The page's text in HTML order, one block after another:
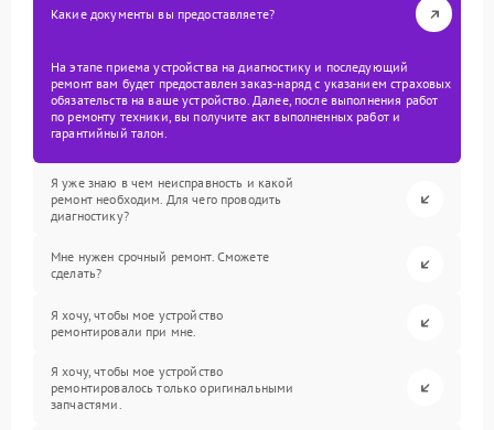
Какие документы вы предоставляете?
На этапе приема устройства на диагностику и последующий
ремонт вам будет предоставлен заказ-наряд с указанием страховых
обязательств на ваше устройство. Далее, после выполнения работ
по ремонту техники, вы получите акт выполненных работ и
гарантийный талон.
Я уже знаю в чем неисправность и какой
ремонт необходим. Для чего проводить
диагностику?
Мне нужен срочный ремонт. Сможете
сделать?
Я хочу, чтобы мое устройство
ремонтировали при мне.
Я хочу, чтобы мое устройство
ремонтировалось только оригинальными
запчастями.